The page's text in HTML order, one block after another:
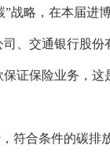
”战略，在本届进
、交通银行股份
证保险业务，
符合条件的碳排